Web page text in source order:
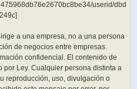
userid/dbd
a una empresa, no a una persona
de negocios entre empresas.
confidencial. El contenido de
por Ley. Cualquier persona distinta a
reproducción, uso, divulgación o